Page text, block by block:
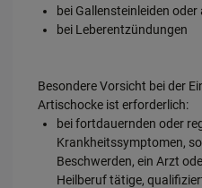
bei Gallensteinleiden
bei Leberentzündungen
Besondere Vorsicht bei der
Artischocke ist erforderlich:
bei fortdauernden oder
Krankheitssymptomen,
Beschwerden, ein Arzt
Heilberuf tätige,